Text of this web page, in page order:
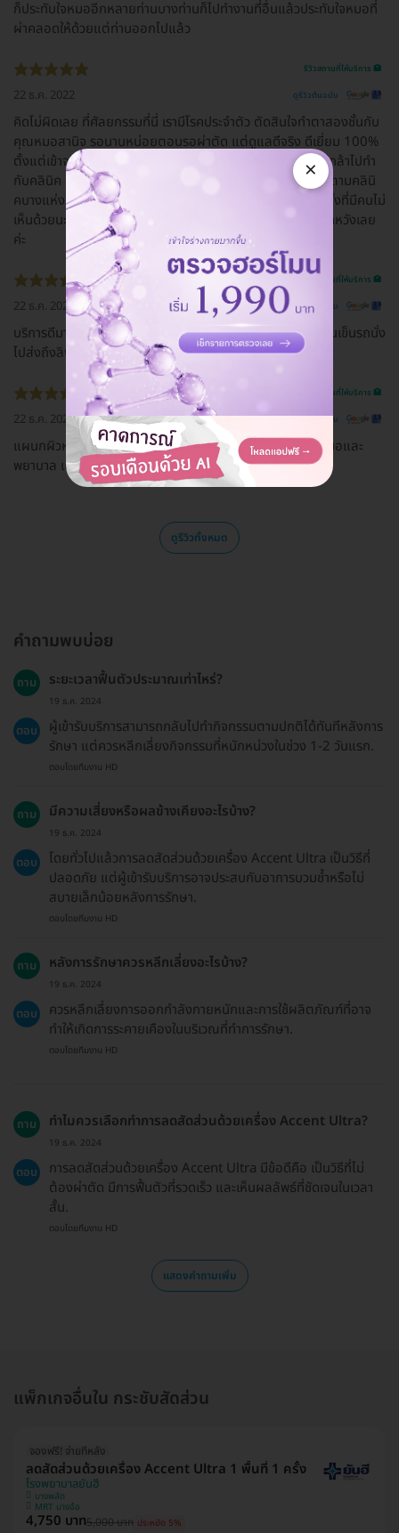
ก็ประทับใจหมออีกหลายท่านบางท่านก็ไปทำงานที่อื่นแล้วประทับใจหมอที่
ผ่าคลอดให้ด้วยแต่ท่านออกไปแล้ว
รีวิวสถานที่ให้บริการ 🏥
22 ธ.ค. 2022 ดูรีวิวต้นฉบับ
คิดไม่ผิดเลย ที่ศัลยกรรมที่นี่ เรามีโรคประจำตัว ตัดสินใจทำตาสองชั้นกับ
คุณหมอสานิจ รอนานหน่อยตอนรอผ่าตัด แต่ดูแลดีจริง ดีเยี่ยม 100%
ตั้งแต่เข้าจนออก ไม่มีเหวี่ยง วีนใส่เลย คุณภาพดีเยี่ยม ( เราไม่กล้าไปทำ
กับคลินิค เราไว้ใจที่นี่ เพราะแพทย์จบศัลยกรรมโดยตรง แพทย์ตามคลินิ
คบางแห่งที่มีคนแนะนำให้เราทำ จบทั่วไป เราจึงตัดสินใจทำที่นี่ ทั้งที่มีคนไม่
เห็นด้วยนะ แต่เราเชื่อใจยันฮีค่ะ ) ชอบมากๆ คิดไม่ผิด และไม่ผิดหวังเลย
ค่ะ
รีวิวสถานที่ให้บริการ 🏥
22 ธ.ค. 2022 ดูรีวิวต้นฉบับ
บริการดีมาก มีคนเดินพาไปทุกจุด มีที่นั่งรอดี มีที่ชาร์ทแบต มีคนเข็นรถนั่ง
ไปส่งถึงลิฟท์
รีวิวสถานที่ให้บริการ 🏥
22 ธ.ค. 2022 ดูรีวิวต้นฉบับ
แผนกผิวหนัง Skin and laser center บริการดีมากค่ะ คุณหมอและ
พยาบาล แนะนำค่ะ
ดูรีวิวทั้งหมด
คำถามพบบ่อย
ถาม ระยะเวลาฟื้นตัวประมาณเท่าไหร่?
19 ธ.ค. 2024
ตอบ
ผู้เข้ารับบริการสามารถกลับไปทำกิจกรรมตามปกติได้ทันทีหลังการ
รักษา แต่ควรหลีกเลี่ยงกิจกรรมที่หนักหน่วงในช่วง 1-2 วันแรก.
ตอบโดยทีมงาน HD
ถาม มีความเสี่ยงหรือผลข้างเคียงอะไรบ้าง?
19 ธ.ค. 2024
ตอบ
โดยทั่วไปแล้วการลดสัดส่วนด้วยเครื่อง Accent Ultra เป็นวิธีที่
ปลอดภัย แต่ผู้เข้ารับบริการอาจประสบกับอาการบวมช้ำหรือไม่
สบายเล็กน้อยหลังการรักษา.
ตอบโดยทีมงาน HD
ถาม หลังการรักษาควรหลีกเลี่ยงอะไรบ้าง?
19 ธ.ค. 2024
ตอบ
ควรหลีกเลี่ยงการออกกำลังกายหนักและการใช้ผลิตภัณฑ์ที่อาจ
ทำให้เกิดการระคายเคืองในบริเวณที่ทำการรักษา.
ตอบโดยทีมงาน HD
ถาม ทำไมควรเลือกทำการลดสัดส่วนด้วยเครื่อง Accent Ultra?
19 ธ.ค. 2024
ตอบ
การลดสัดส่วนด้วยเครื่อง Accent Ultra มีข้อดีคือ เป็นวิธีที่ไม่
ต้องผ่าตัด มีการฟื้นตัวที่รวดเร็ว และเห็นผลลัพธ์ที่ชัดเจนในเวลา
สั้น.
ตอบโดยทีมงาน HD
แสดงคำถามเพิ่ม
แพ็กเกจอื่นใน กระชับสัดส่วน
จองฟรี! จ่ายทีหลัง
ลดสัดส่วนด้วยเครื่อง Accent Ultra 1 พื้นที่ 1 ครั้ง
โรงพยาบาลยันฮี
บางพลัด
MRT บางอ้อ
4,750 บาท5,000 บาท ประหยัด 5%
×